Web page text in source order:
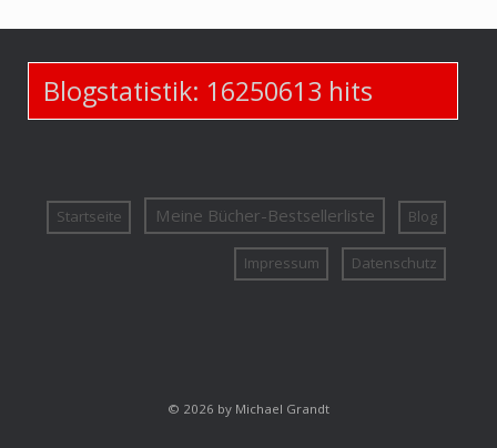
Blogstatistik: 16250613 hits
Startseite Meine Bücher-Bestsellerliste Blog
Impressum Datenschutz
© 2026 by Michael Grandt